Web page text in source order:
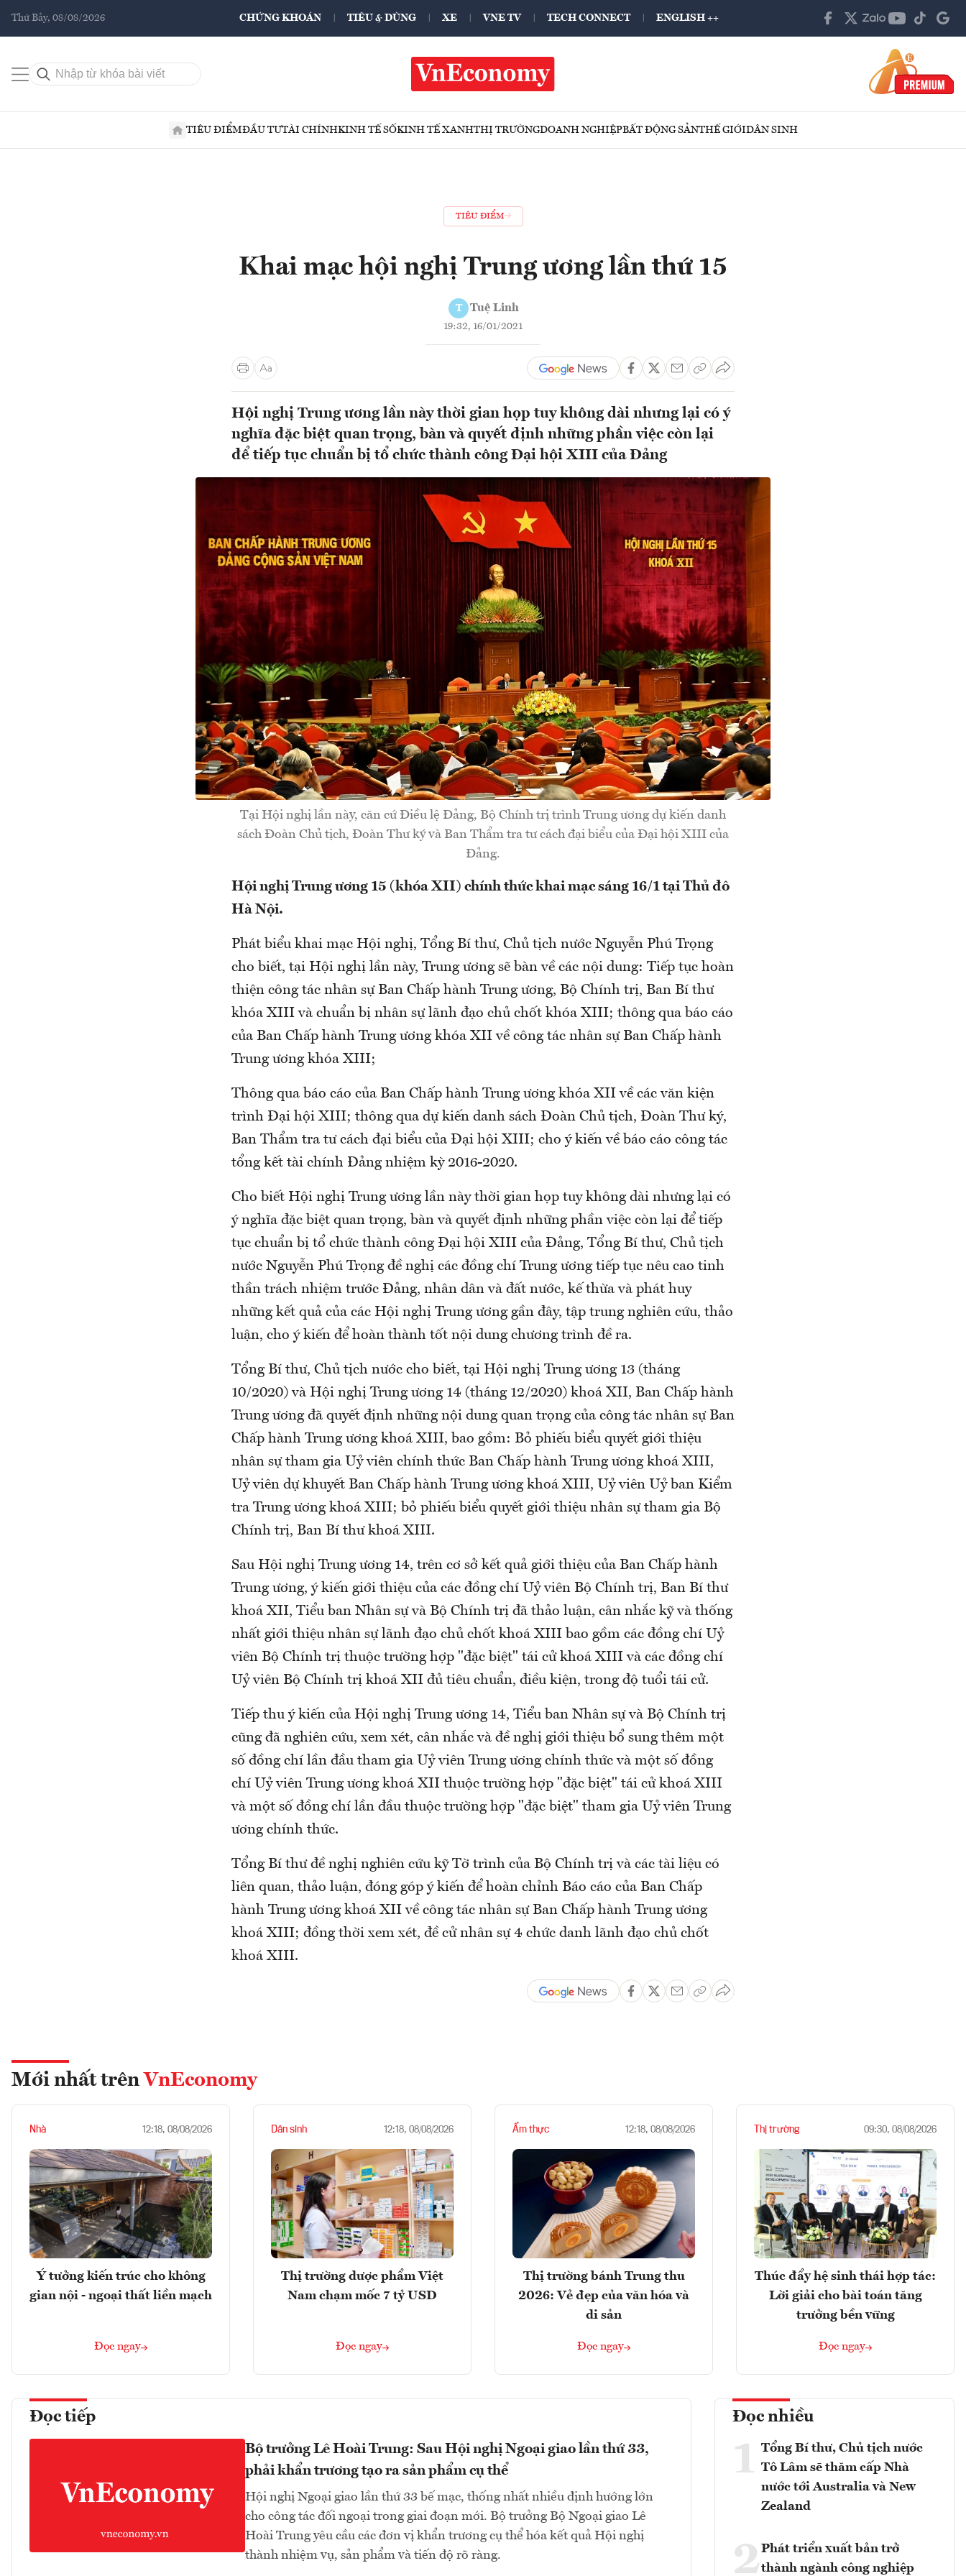
Thứ Bảy, 08/08/2026 CHỨNG KHOÁN TIÊU & DÙNG XE VNE TV TECH CONNECT ENGLISH ++
TIÊU ĐIỂMĐẦU TƯTÀI CHÍNHKINH TẾ SỐKINH TẾ XANHTHỊ TRƯỜNGDOANH NGHIỆPBẤT ĐỘNG SẢNTHẾ GIỚIDÂN SINH
TIÊU ĐIỂM
Khai mạc hội nghị Trung ương lần thứ 15
T Tuệ Linh
19:32, 16/01/2021
Hội nghị Trung ương lần này thời gian họp tuy không dài nhưng lại có ý
nghĩa đặc biệt quan trọng, bàn và quyết định những phần việc còn lại
để tiếp tục chuẩn bị tổ chức thành công Đại hội XIII của Đảng
Tại Hội nghị lần này, căn cứ Điều lệ Đảng, Bộ Chính trị trình Trung ương dự kiến danh
sách Đoàn Chủ tịch, Đoàn Thư ký và Ban Thẩm tra tư cách đại biểu của Đại hội XIII của
Đảng.
Hội nghị Trung ương 15 (khóa XII) chính thức khai mạc sáng 16/1 tại Thủ đô
Hà Nội.
Phát biểu khai mạc Hội nghị, Tổng Bí thư, Chủ tịch nước Nguyễn Phú Trọng
cho biết, tại Hội nghị lần này, Trung ương sẽ bàn về các nội dung: Tiếp tục hoàn
thiện công tác nhân sự Ban Chấp hành Trung ương, Bộ Chính trị, Ban Bí thư
khóa XIII và chuẩn bị nhân sự lãnh đạo chủ chốt khóa XIII; thông qua báo cáo
của Ban Chấp hành Trung ương khóa XII về công tác nhân sự Ban Chấp hành
Trung ương khóa XIII;
Thông qua báo cáo của Ban Chấp hành Trung ương khóa XII về các văn kiện
trình Đại hội XIII; thông qua dự kiến danh sách Đoàn Chủ tịch, Đoàn Thư ký,
Ban Thẩm tra tư cách đại biểu của Đại hội XIII; cho ý kiến về báo cáo công tác
tổng kết tài chính Đảng nhiệm kỳ 2016-2020.
Cho biết Hội nghị Trung ương lần này thời gian họp tuy không dài nhưng lại có
ý nghĩa đặc biệt quan trọng, bàn và quyết định những phần việc còn lại để tiếp
tục chuẩn bị tổ chức thành công Đại hội XIII của Đảng, Tổng Bí thư, Chủ tịch
nước Nguyễn Phú Trọng đề nghị các đồng chí Trung ương tiếp tục nêu cao tinh
thần trách nhiệm trước Đảng, nhân dân và đất nước, kế thừa và phát huy
những kết quả của các Hội nghị Trung ương gần đây, tập trung nghiên cứu, thảo
luận, cho ý kiến để hoàn thành tốt nội dung chương trình đề ra.
Tổng Bí thư, Chủ tịch nước cho biết, tại Hội nghị Trung ương 13 (tháng
10/2020) và Hội nghị Trung ương 14 (tháng 12/2020) khoá XII, Ban Chấp hành
Trung ương đã quyết định những nội dung quan trọng của công tác nhân sự Ban
Chấp hành Trung ương khoá XIII, bao gồm: Bỏ phiếu biểu quyết giới thiệu
nhân sự tham gia Uỷ viên chính thức Ban Chấp hành Trung ương khoá XIII,
Uỷ viên dự khuyết Ban Chấp hành Trung ương khoá XIII, Uỷ viên Uỷ ban Kiểm
tra Trung ương khoá XIII; bỏ phiếu biểu quyết giới thiệu nhân sự tham gia Bộ
Chính trị, Ban Bí thư khoá XIII.
Sau Hội nghị Trung ương 14, trên cơ sở kết quả giới thiệu của Ban Chấp hành
Trung ương, ý kiến giới thiệu của các đồng chí Uỷ viên Bộ Chính trị, Ban Bí thư
khoá XII, Tiểu ban Nhân sự và Bộ Chính trị đã thảo luận, cân nhắc kỹ và thống
nhất giới thiệu nhân sự lãnh đạo chủ chốt khoá XIII bao gồm các đồng chí Uỷ
viên Bộ Chính trị thuộc trường hợp "đặc biệt" tái cử khoá XIII và các đồng chí
Uỷ viên Bộ Chính trị khoá XII đủ tiêu chuẩn, điều kiện, trong độ tuổi tái cử.
Tiếp thu ý kiến của Hội nghị Trung ương 14, Tiểu ban Nhân sự và Bộ Chính trị
cũng đã nghiên cứu, xem xét, cân nhắc và đề nghị giới thiệu bổ sung thêm một
số đồng chí lần đầu tham gia Uỷ viên Trung ương chính thức và một số đồng
chí Uỷ viên Trung ương khoá XII thuộc trường hợp "đặc biệt" tái cử khoá XIII
và một số đồng chí lần đầu thuộc trường hợp "đặc biệt" tham gia Uỷ viên Trung
ương chính thức.
Tổng Bí thư đề nghị nghiên cứu kỹ Tờ trình của Bộ Chính trị và các tài liệu có
liên quan, thảo luận, đóng góp ý kiến để hoàn chỉnh Báo cáo của Ban Chấp
hành Trung ương khoá XII về công tác nhân sự Ban Chấp hành Trung ương
khoá XIII; đồng thời xem xét, đề cử nhân sự 4 chức danh lãnh đạo chủ chốt
khoá XIII.
Mới nhất trên VnEconomy
Nhà 12:18, 08/08/2026
Ý tưởng kiến trúc cho không
gian nội - ngoại thất liền mạch
Đọc ngay
Dân sinh 12:18, 08/08/2026
Thị trường dược phẩm Việt
Nam chạm mốc 7 tỷ USD
Đọc ngay
Ẩm thực 12:18, 08/08/2026
Thị trường bánh Trung thu
2026: Vẻ đẹp của văn hóa và
di sản
Đọc ngay
Thị trường 09:30, 08/08/2026
Thúc đẩy hệ sinh thái hợp tác:
Lời giải cho bài toán tăng
trưởng bền vững
Đọc ngay
Đọc tiếp
Bộ trưởng Lê Hoài Trung: Sau Hội nghị Ngoại giao lần thứ 33,
phải khẩn trương tạo ra sản phẩm cụ thể
Hội nghị Ngoại giao lần thứ 33 bế mạc, thống nhất nhiều định hướng lớn
cho công tác đối ngoại trong giai đoạn mới. Bộ trưởng Bộ Ngoại giao Lê
Hoài Trung yêu cầu các đơn vị khẩn trương cụ thể hóa kết quả Hội nghị
thành nhiệm vụ, sản phẩm và tiến độ rõ ràng.
Đọc nhiều
1 Tổng Bí thư, Chủ tịch nước
Tô Lâm sẽ thăm cấp Nhà
nước tới Australia và New
Zealand
2Phát triển xuất bản trở
thành ngành công nghiệp